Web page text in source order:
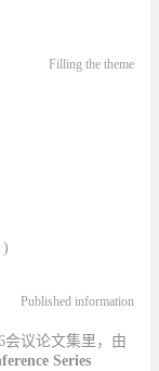
Filling the theme
)
Published information
议论文集里，由
Series